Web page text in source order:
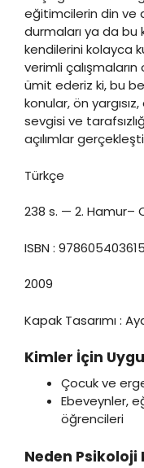
eğitimcilerin din ve
durmaları ya da bu
kendilerini kolayca
verimli
ümit ederiz ki, bu
konular, ön
sevgisi ve
açılımlar
Türkçe
238 s. — 2. Hamur–
ISBN :
2009
Kapak Tasarımı :
Kimler İçin
Çocuk ve
Ebeveynler,
öğrencileri
Neden Psikoloji